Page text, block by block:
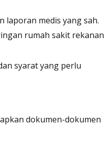
laporan medis yang sah.
rumah sakit rekanan
syarat yang perlu
dokumen-dokumen